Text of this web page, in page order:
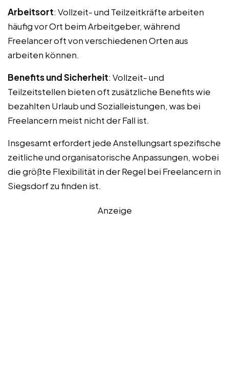
Arbeitsort: Vollzeit- und Teilzeitkräfte arbeiten
häufig vor Ort beim Arbeitgeber, während
Freelancer oft von verschiedenen Orten aus
arbeiten können.
Benefits und Sicherheit: Vollzeit- und
Teilzeitstellen bieten oft zusätzliche Benefits wie
bezahlten Urlaub und Sozialleistungen, was bei
Freelancern meist nicht der Fall ist.
Insgesamt erfordert jede Anstellungsart spezifische
zeitliche und organisatorische Anpassungen, wobei
die größte Flexibilität in der Regel bei Freelancern in
Siegsdorf zu finden ist.
Anzeige